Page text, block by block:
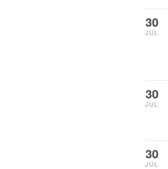
30
JUL
30
JUL
30
JUL